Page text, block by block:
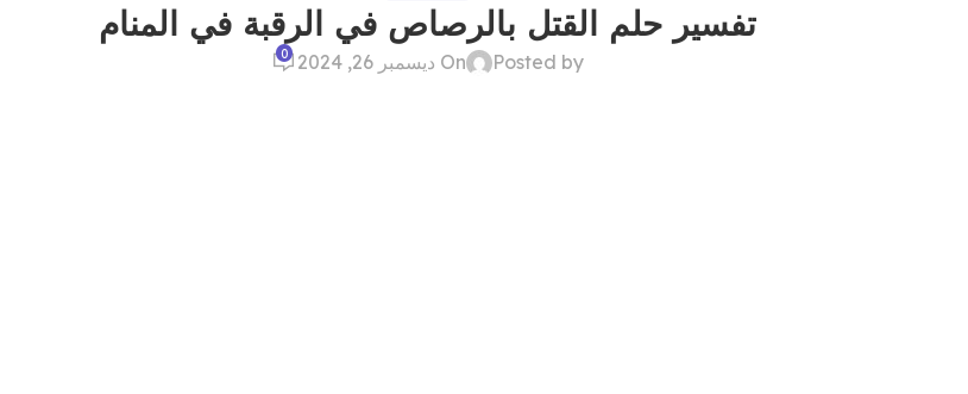
تفسير حلم القتل بالرصاص في الرقبة في المنام
Posted by On ديسمبر 26, 2024 0